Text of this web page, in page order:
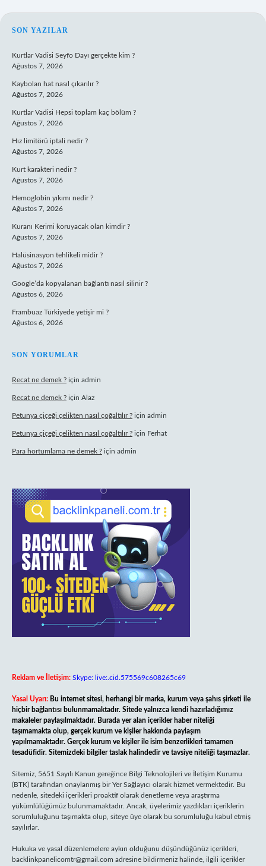
SIDEBAR
SON YAZILAR
Kurtlar Vadisi Seyfo Dayı gerçekte kim ?
Ağustos 7, 2026
Kaybolan hat nasıl çıkarılır ?
Ağustos 7, 2026
Kurtlar Vadisi Hepsi toplam kaç bölüm ?
Ağustos 7, 2026
Hız limitörü iptali nedir ?
Ağustos 7, 2026
Kurt karakteri nedir ?
Ağustos 7, 2026
Hemoglobin yıkımı nedir ?
Ağustos 7, 2026
Kuranı Kerimi koruyacak olan kimdir ?
Ağustos 7, 2026
Halüsinasyon tehlikeli midir ?
Ağustos 7, 2026
Google’da kopyalanan bağlantı nasıl silinir ?
Ağustos 6, 2026
Frambuaz Türkiyede yetişir mi ?
Ağustos 6, 2026
SON YORUMLAR
Recat ne demek ? için admin
Recat ne demek ? için Alaz
Petunya çiçeği çelikten nasıl çoğaltılır ? için admin
Petunya çiçeği çelikten nasıl çoğaltılır ? için Ferhat
Para hortumlama ne demek ? için admin
Reklam ve İletişim: Skype: live:.cid.575569c608265c69
Yasal Uyarı: Bu internet sitesi, herhangi bir marka, kurum veya şahıs şirketi ile
hiçbir bağlantısı bulunmamaktadır. Sitede yalnızca kendi hazırladığımız
makaleler paylaşılmaktadır. Burada yer alan içerikler haber niteliği
taşımamakta olup, gerçek kurum ve kişiler hakkında paylaşım
yapılmamaktadır. Gerçek kurum ve kişiler ile isim benzerlikleri tamamen
tesadüfidir. Sitemizdeki bilgiler taslak halindedir ve tavsiye niteliği taşımazlar.
Sitemiz, 5651 Sayılı Kanun gereğince Bilgi Teknolojileri ve İletişim Kurumu
(BTK) tarafından onaylanmış bir Yer Sağlayıcı olarak hizmet vermektedir. Bu
nedenle, sitedeki içerikleri proaktif olarak denetleme veya araştırma
yükümlülüğümüz bulunmamaktadır. Ancak, üyelerimiz yazdıkları içeriklerin
sorumluluğunu taşımakta olup, siteye üye olarak bu sorumluluğu kabul etmiş
sayılırlar.
Hukuka ve yasal düzenlemelere aykırı olduğunu düşündüğünüz içerikleri,
backlinkpanelicomtr@gmail.com adresine bildirmeniz halinde, ilgili içerikler